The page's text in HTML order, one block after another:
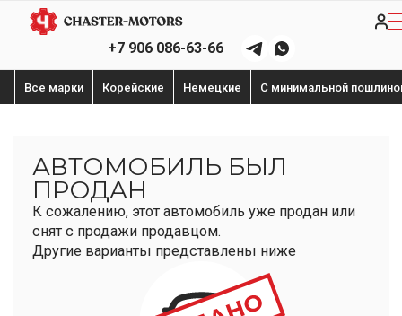
+7 906 086-63-66
Все марки Корейские Немецкие С минимальной
АВТОМОБИЛЬ БЫЛ
ПРОДАН
К сожалению, этот автомобиль уже продан или
снят с продажи продавцом.
Другие варианты представлены ниже